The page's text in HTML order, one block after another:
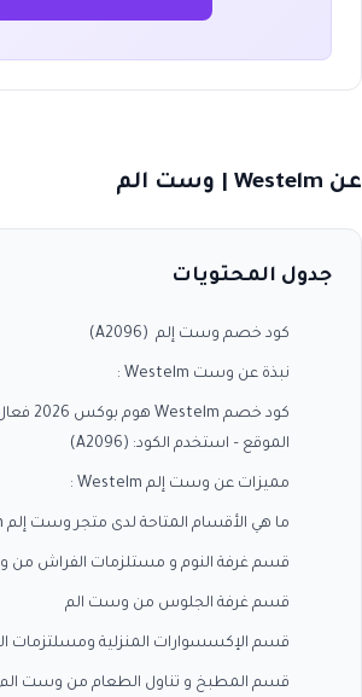
عن Westelm | وست الم
جدول المحتويات
كود خصم وست إلم (A2096)
نبذة عن وست Westelm :
الموقع – استخدم الكود: (A2096)
مميزات عن وست إلم Westelm :
ما هي الأقسام المتاحة لدى متجر وست إلم West Elm ؟
قسم غرفة النوم و مستلزمات الفراش من
قسم غرفة الجلوس من وست الم
قسم الإكسسوارات المنزلية ومسلتزمات
قسم المطبخ و تناول الطعام من وست الم